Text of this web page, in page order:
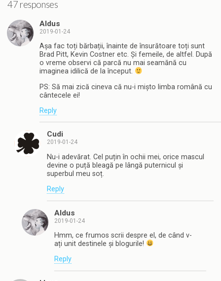
47 responses
Aldus
2019-01-24
Așa fac toți bărbații, înainte de însurătoare toți sunt
Brad Pitt, Kevin Costner etc. Și femeile, de altfel. După
o vreme observi că parcă nu mai seamănă cu
imaginea idilică de la început.
PS: Să mai zică cineva că nu-i mișto limba română cu
cântecele ei!
Reply
Cudi
2019-01-24
Nu-i adevărat. Cel puțin în ochii mei, orice mascul
devine o puță bleagă pe lângă puternicul și
superbul meu soț.
Reply
Aldus
2019-01-24
Hmm, ce frumos scrii despre el, de când v-
ați unit destinele și blogurile!
Reply